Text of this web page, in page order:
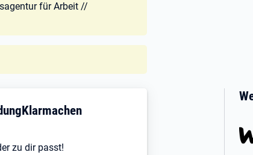
für Arbeit //
zu dir passt!